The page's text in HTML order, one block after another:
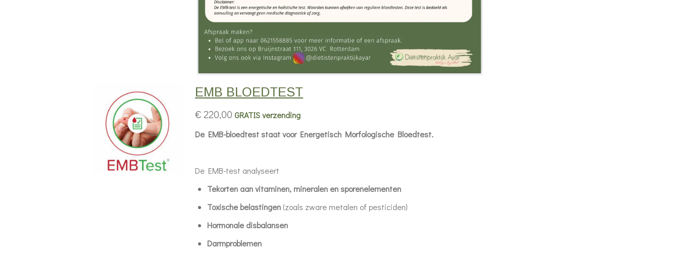
EMB BLOEDTEST
€ 220,00 GRATIS verzending
De EMB-bloedtest staat voor Energetisch Morfologische Bloedtest.
De EMB-test analyseert
Tekorten aan vitaminen, mineralen en sporenelementen
Toxische belastingen (zoals zware metalen of pesticiden)
Hormonale disbalansen
Darmproblemen